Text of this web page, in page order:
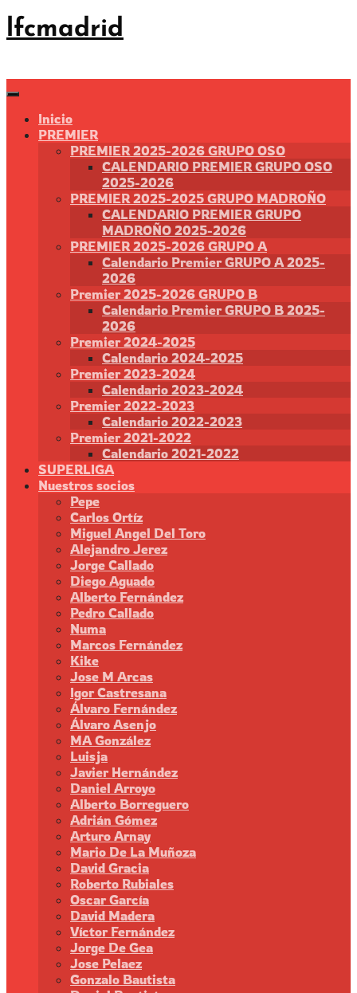
Saltar
al
lfcmadrid
Inicio
PREMIER
PREMIER 2025-2026 GRUPO OSO
CALENDARIO PREMIER GRUPO OSO
2025-2026
PREMIER 2025-2025 GRUPO MADROÑO
CALENDARIO PREMIER GRUPO
MADROÑO 2025-2026
PREMIER 2025-2026 GRUPO A
Calendario Premier GRUPO A 2025-
2026
Premier 2025-2026 GRUPO B
Calendario Premier GRUPO B 2025-
2026
Premier 2024-2025
Calendario 2024-2025
Premier 2023-2024
Calendario 2023-2024
Premier 2022-2023
Calendario 2022-2023
Premier 2021-2022
Calendario 2021-2022
SUPERLIGA
Nuestros socios
Pepe
Carlos Ortíz
Miguel Angel Del Toro
Alejandro Jerez
Jorge Callado
Diego Aguado
Alberto Fernández
Pedro Callado
Numa
Marcos Fernández
Kike
Jose M Arcas
Igor Castresana
Álvaro Fernández
Álvaro Asenjo
MA González
Luisja
Javier Hernández
Daniel Arroyo
Alberto Borreguero
Adrián Gómez
Arturo Arnay
Mario De La Muñoza
David Gracia
Roberto Rubiales
Oscar García
David Madera
Víctor Fernández
Jorge De Gea
Jose Pelaez
Gonzalo Bautista